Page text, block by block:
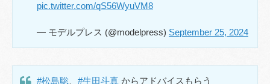
pic.twitter.com/qS56WyuVM8
— モデルプレス (@modelpress) September 25, 2024
#松島聡 #生田斗真 からアドバイスもらう